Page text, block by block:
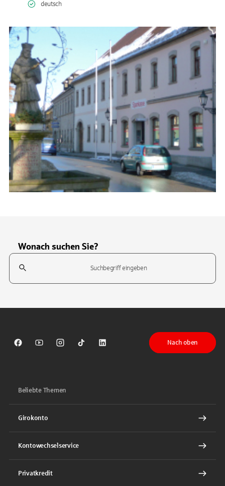
deutsch
Wonach suchen Sie?
Suchfeld
Sparkasse auf Facebook
Sparkasse auf Youtube
Sparkasse auf Instagram
Sparkasse auf TikTok
Sparkasse auf LinkedIn
Nach oben
Beliebte Themen
Girokonto
Kontowechselservice
Privatkredit